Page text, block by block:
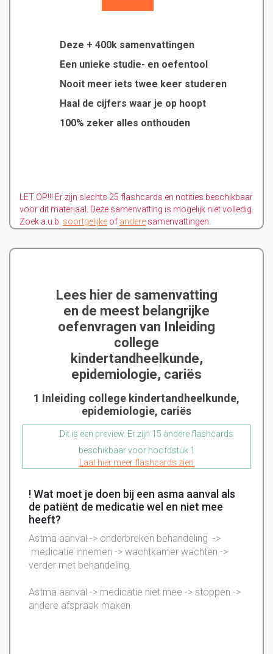
Deze + 400k samenvattingen
Een unieke studie- en oefentool
Nooit meer iets twee keer studeren
Haal de cijfers waar je op hoopt
100% zeker alles onthouden
LET OP!!! Er zijn slechts 25 flashcards en notities beschikbaar
voor dit materiaal. Deze samenvatting is mogelijk niet volledig.
Zoek a.u.b. soortgelijke of andere samenvattingen.
Lees hier de samenvatting
en de meest belangrijke
oefenvragen van Inleiding
college
kindertandheelkunde,
epidemiologie, cariës
1 Inleiding college kindertandheelkunde,
epidemiologie, cariës
Dit is een preview. Er zijn 15 andere flashcards
beschikbaar voor hoofdstuk 1
Laat hier meer flashcards zien
! Wat moet je doen bij een asma aanval als
de patiënt de medicatie wel en niet mee
heeft?
Astma aanval -> onderbreken behandeling ->
medicatie innemen -> wachtkamer wachten ->
verder met behandeling.
Astma aanval -> medicatie niet mee -> stoppen ->
andere afspraak maken.